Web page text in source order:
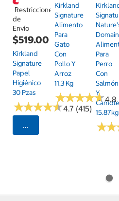
Restricciones
de
Envío
$519.00
Kirkland
Signature
Papel
Higiénico
30 Pzas
★★★★★
★★★★★4.7 (415)
Seleccionar Código Postal
Kirkland
Signature
Alimento
Para
Gato
Con
Pollo Y
Arroz
11.3 Kg
★★★★★
★★★★★4.8
Domain
Para
Perro
Con
Salmón
Y
15.87kg
★★
★★